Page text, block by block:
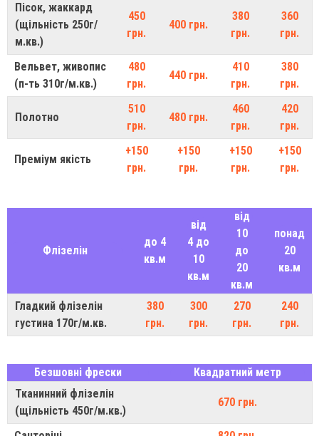
Пісок, жаккард
(щільність 250г/
м.кв.)
450
грн.
400 грн.
380
грн.
360
грн.
Вельвет, живопис
(п-ть 310г/м.кв.)
480
грн.
440 грн.
410
грн.
380
грн.
Полотно
510
грн.
480 грн.
460
грн.
420
грн.
Преміум якість
+150
грн.
+150
грн.
+150
грн.
+150
грн.
Флізелін
до 4
кв.м
від
4 до
10
кв.м
від
10
до
20
кв.м
понад
20
кв.м
Гладкий флізелін
густина 170г/м.кв.
380
грн.
300
грн.
270
грн.
240
грн.
Безшовні фрески
Квадратний метр
Тканинний флізелін
(щільність 450г/м.кв.)
670 грн.